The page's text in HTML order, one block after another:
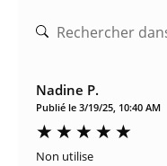
Nadine P.
Publié le 3/19/25, 10:40 AM
Non utilise